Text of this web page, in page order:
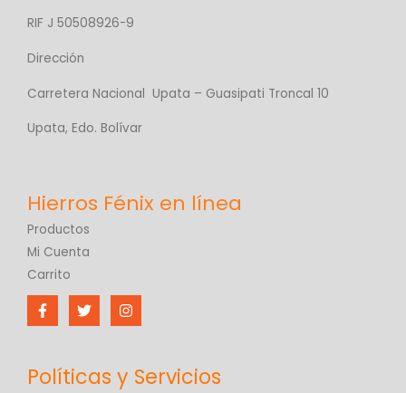
RIF J 50508926-9
Dirección
Carretera Nacional Upata – Guasipati Troncal 10
Upata, Edo. Bolívar
Productos
Mi Cuenta
Carrito
Políticas y Servicios